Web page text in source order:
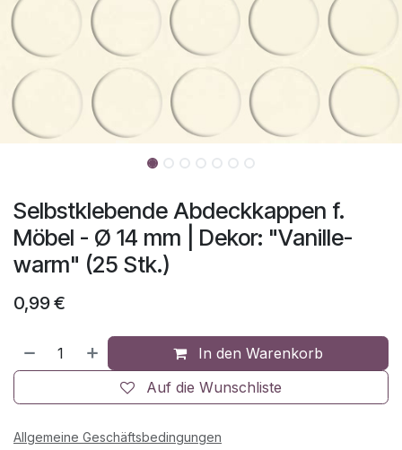
Selbstklebende Abdeckkappen f.
Möbel - Ø 14 mm | Dekor: "Vanille-
warm" (25 Stk.)
0,99€
In den Warenkorb
Auf die Wunschliste
Allgemeine Geschäftsbedingungen